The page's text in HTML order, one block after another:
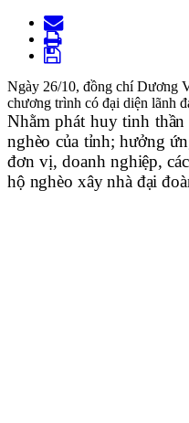
Ngày 26/10, đồng chí Dương
chương trình có đại diện lãnh
Nhằm phát huy tinh
nghèo của tỉnh; hưởng
đơn vị, doanh nghiệp,
hộ nghèo xây nhà đại